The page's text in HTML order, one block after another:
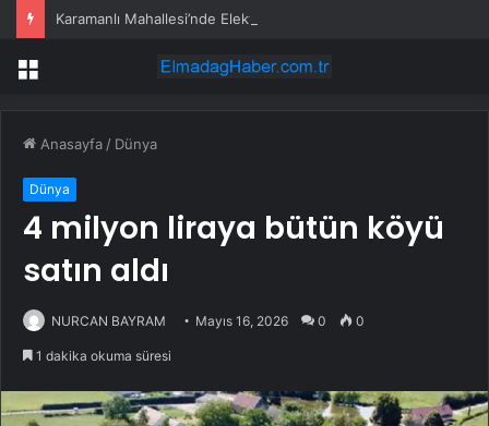
Menü
Anasayfa / Dünya
Dünya
4 milyon liraya bütün köyü
satın aldı
NURCAN BAYRAM Mayıs 16, 2026 0 0
1 dakika okuma süresi